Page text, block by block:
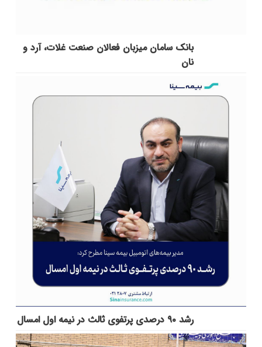
بانک سامان میزبان فعالان صنعت غلات، آرد و
نان
رشد ۹۰ درصدی پرتفوی ثالث در نیمه اول امسال